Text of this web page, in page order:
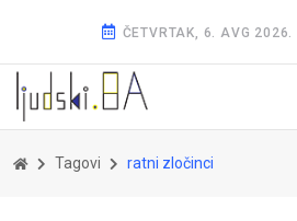
ČETVRTAK, 6. AVG 2026.
Tagovi ratni zločinci